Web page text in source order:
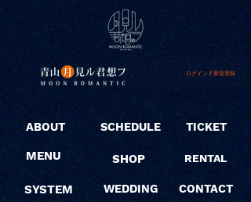
ログイン / 新規登録
ABOUT
MENU
SYSTEM
SCHEDULE
SHOP
WEDDING
TICKET
RENTAL
CONTACT